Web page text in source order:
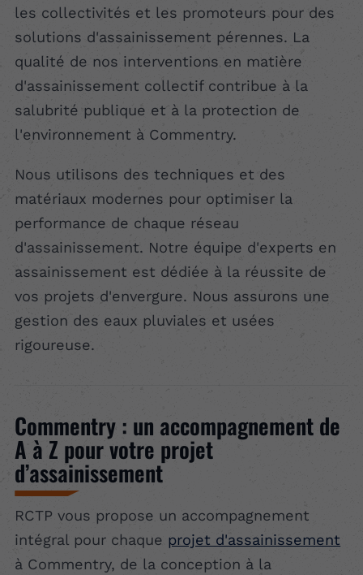
les collectivités et les promoteurs pour des
solutions d'assainissement pérennes. La
qualité de nos interventions en matière
d'assainissement collectif contribue à la
salubrité publique et à la protection de
l'environnement à Commentry.
Nous utilisons des techniques et des
matériaux modernes pour optimiser la
performance de chaque réseau
d'assainissement. Notre équipe d'experts en
assainissement est dédiée à la réussite de
vos projets d'envergure. Nous assurons une
gestion des eaux pluviales et usées
rigoureuse.
Commentry : un accompagnement de
A à Z pour votre projet
d’assainissement
RCTP vous propose un accompagnement
intégral pour chaque projet d'assainissement
à Commentry, de la conception à la